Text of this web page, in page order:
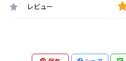
レビュー